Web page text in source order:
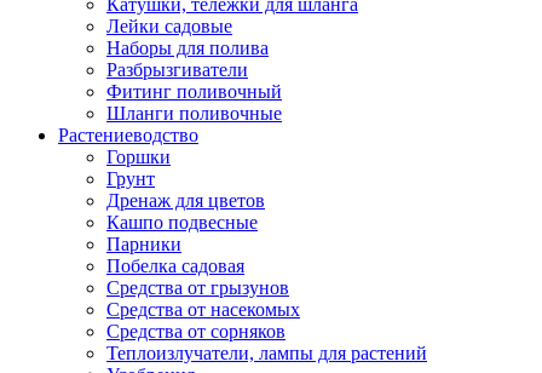
Катушки, тележки для шланга
Лейки садовые
Наборы для полива
Разбрызгиватели
Фитинг поливочный
Шланги поливочные
Растениеводство
Горшки
Грунт
Дренаж для цветов
Кашпо подвесные
Парники
Побелка садовая
Средства от грызунов
Средства от насекомых
Средства от сорняков
Теплоизлучатели, лампы для растений